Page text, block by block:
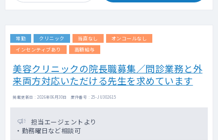
常勤 クリニック 当直なし
オンコールなし
インセンティブあり
高額給与
美容クリニックの院長職募集／問診業務と外
来両方対応いただける先生を求めています
掲載更新日 : 2026年06月30日 案件番号 : 25-JU302615
担当エージェントより
・勤務曜日など相談可